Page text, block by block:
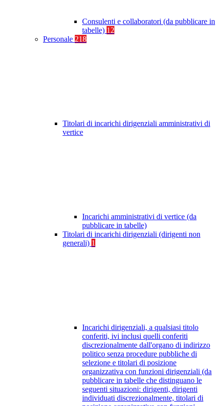
Consulenti e collaboratori (da pubblicare in
tabelle) 12
Personale 218
Titolari di incarichi dirigenziali amministrativi di
vertice
Incarichi amministrativi di vertice (da
pubblicare in tabelle)
Titolari di incarichi dirigenziali (dirigenti non
generali) 1
Incarichi dirigenziali, a qualsiasi titolo
conferiti, ivi inclusi quelli conferiti
discrezionalmente dall'organo di indirizzo
politico senza procedure pubbliche di
selezione e titolari di posizione
organizzativa con funzioni dirigenziali (da
pubblicare in tabelle che distinguano le
seguenti situazioni: dirigenti, dirigenti
individuati discrezionalmente, titolari di